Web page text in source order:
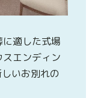
適した式場
エンディン
いお別れの